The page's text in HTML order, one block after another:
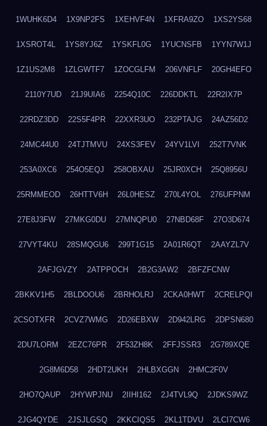
1WUHK6D4 1X9NP2FS 1XEHVF4N 1XFRA9ZO 1XS2YS68
1XSROT4L 1YS8YJ6Z 1YSKFL0G 1YUCNSFB 1YYN7W1J
1Z1US2M8 1ZLGWTF7 1ZOCGLFM 206VNFLF 20GH4EFO
2110Y7UD 21J9UIA6 2254Q10C 226DDKTL 22R2IX7P
22RDZ3DD 22S5F4PR 22XXR3UO 232PTAJG 24AZ56D2
24MC44U0 24TJTMVU 24XS3FEV 24YV1LVI 252T7VNK
253A0XC6 254O5EQJ 258OBXAU 25JR0XCH 25Q8956U
25RMMEOD 26HTTV6H 26L0HESZ 270L4YOL 276UFPNM
27E8J3FW 27MKG0DU 27MNQPU0 27NBD68F 27O3D674
27VYT4KU 28SMQGU6 299T1G15 2A01R6QT 2AAYZL7V
2AFJGVZY 2ATPPOCH 2B2G3AW2 2BFZFCNW
2BKKV1H5 2BLDOOU6 2BRHOLRJ 2CKA0HWT 2CRELPQI
2CSOTXFR 2CVZ7WMG 2D26EBXW 2D942LRG 2DPSN680
2DU7LORM 2EZC76PR 2F53ZH8K 2FFJSSR3 2G789XQE
2G8M6D58 2HDT2UKH 2HLBXGGN 2HMC2F0V
2HO7QAUP 2HYWPJNU 2IIHI162 2J4TVL9Q 2JDKS9WZ
2JG4QYDE 2JSJLGSQ 2KKCIQS5 2KL1TDVU 2LCI7CW6